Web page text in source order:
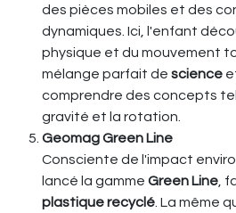
des pièces mobiles et des
dynamiques. Ici, l'enfant
physique et du mouvement
mélange parfait de science
comprendre des concepts
gravité et la rotation.
Geomag Green Line
Consciente de l'impact
lancé la gamme Green Line ,
plastique recyclé . La même